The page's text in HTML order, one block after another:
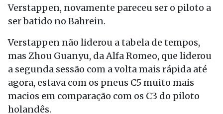
Verstappen, novamente pareceu ser o piloto a
ser batido no Bahrein.
Verstappen não liderou a tabela de tempos,
mas Zhou Guanyu, da Alfa Romeo, que liderou
a segunda sessão com a volta mais rápida até
agora, estava com os pneus C5 muito mais
macios em comparação com os C3 do piloto
holandês.